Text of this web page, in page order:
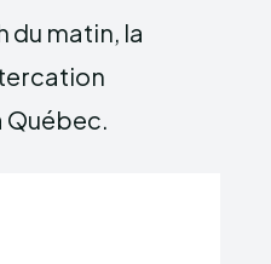
du matin, la
Québec.